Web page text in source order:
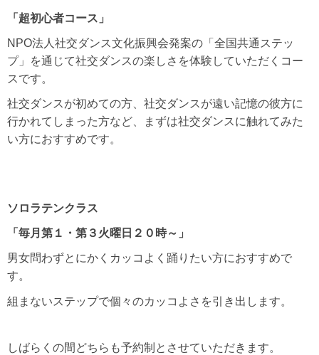
「超初心者コース」
NPO法人社交ダンス文化振興会発案の「全国共通ステッ
プ」を通じて社交ダンスの楽しさを体験していただくコー
スです。
社交ダンスが初めての方、社交ダンスが遠い記憶の彼方に
行かれてしまった方など、まずは社交ダンスに触れてみた
い方におすすめです。
ソロラテンクラス
「毎月第１・第３火曜日２０時～」
男女問わずとにかくカッコよく踊りたい方におすすめで
す。
組まないステップで個々のカッコよさを引き出します。
しばらくの間どちらも予約制とさせていただきます。